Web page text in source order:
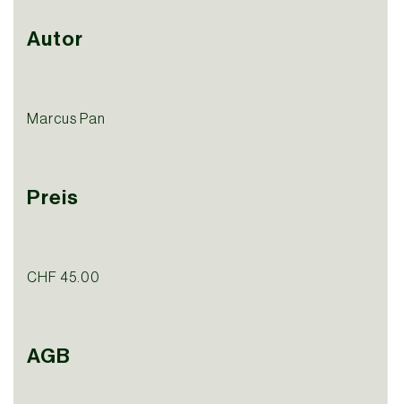
Autor
Marcus Pan
Preis
CHF 45.00
AGB